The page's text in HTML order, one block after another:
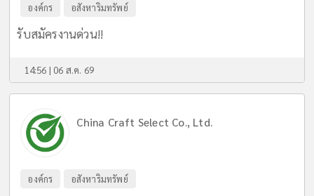
องค์กร อสังหาริมทรัพย์
รับสมัครงานด่วน!!
14:56 | 06 ส.ค. 69
China Craft Select Co., Ltd.
องค์กร อสังหาริมทรัพย์